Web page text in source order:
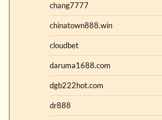
chang7777
chinatown888.win
cloudbet
daruma1688.com
dgb222hot.com
dr888